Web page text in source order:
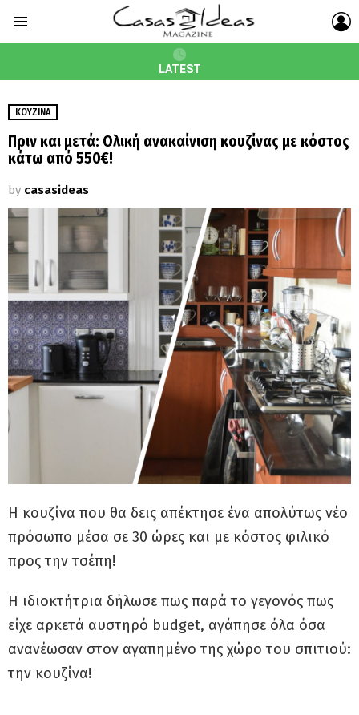
LATEST
ΚΟΥΖΊΝΑ
Πριν και μετά: Ολική ανακαίνιση κουζίνας με κόστος
κάτω από 550€!
by casasideas
Η κουζίνα που θα δεις απέκτησε ένα απολύτως νέο
πρόσωπο μέσα σε 30 ώρες και με κόστος φιλικό
προς την τσέπη!
Η ιδιοκτήτρια δήλωσε πως παρά το γεγονός πως
είχε αρκετά αυστηρό budget, αγάπησε όλα όσα
ανανέωσαν στον αγαπημένο της χώρο του σπιτιού:
την κουζίνα!